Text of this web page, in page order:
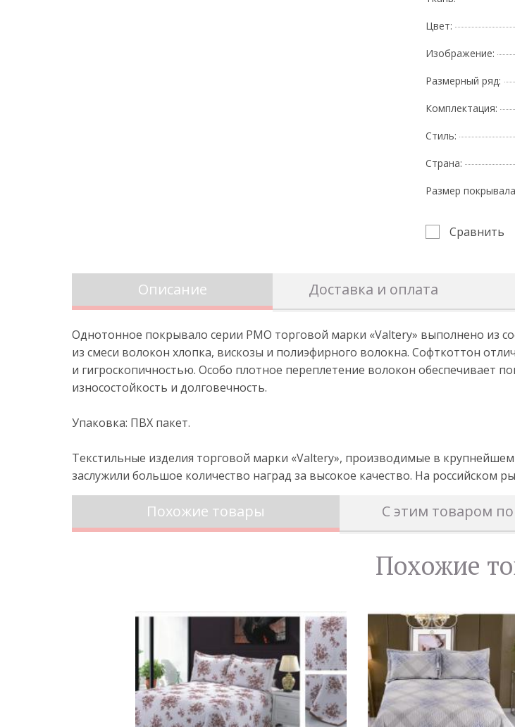
Цвет:
Изображение:
Размерный ряд:
Комплектация:
Стиль:
Страна:
Размер
Сравнить
Описание Доставка и оплата
Однотонное покрывало серии PMO торговой марки «Valtery» выполнено из
из смеси волокон хлопка, вискозы и полиэфирного волокна. Софткоттон
и гигроскопичностью. Особо плотное переплетение волокон обеспечивает
износостойкость и долговечность.
Упаковка: ПBХ пакет.
Текстильные изделия торговой марки «Valtery», производимые в
заслужили большое количество наград за высокое качество. На российском
Похожие товары С этим товаром
Похожие